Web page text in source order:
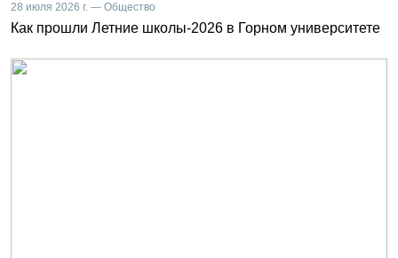
28 июля 2026 г. — Общество
Как прошли Летние школы-2026 в Горном университете